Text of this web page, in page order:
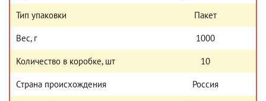
Тип упаковки Пакет
Вес, г 1000
Количество в коробке, шт 10
Страна происхождения Россия